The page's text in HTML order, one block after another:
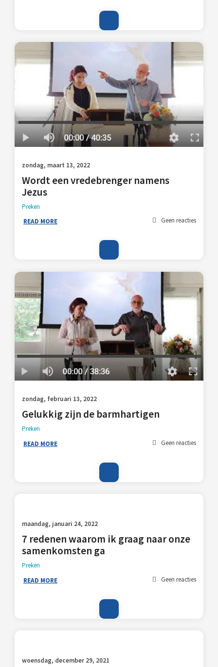
zondag, maart 13, 2022
Wordt een vredebrenger namens
Jezus
Preken
READ MORE
Geen reacties
zondag, februari 13, 2022
Gelukkig zijn de barmhartigen
Preken
READ MORE
Geen reacties
maandag, januari 24, 2022
7 redenen waarom ik graag naar onze
samenkomsten ga
Preken
READ MORE
Geen reacties
woensdag, december 29, 2021